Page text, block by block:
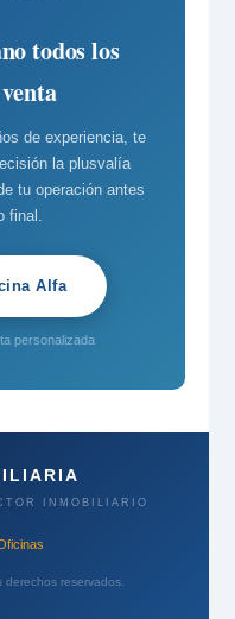
todos los
de experiencia, te
la plusvalía
tu operación antes
final.
Alfa
personalizada
INMOBILIARIO
derechos reservados.